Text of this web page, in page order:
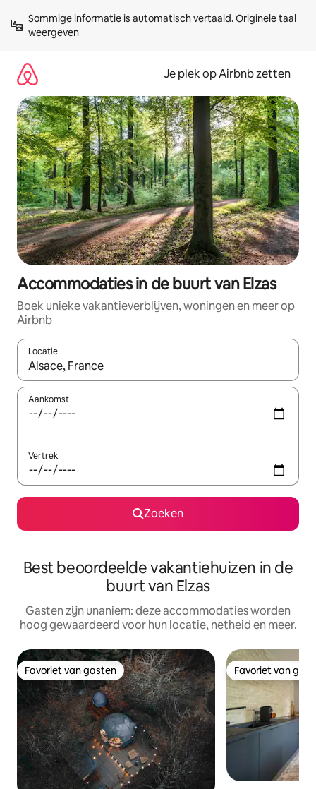
direct
naar
Sommige informatie is automatisch vertaald. Originele taal
weergeven
Je plek op Airbnb zetten
Accommodaties in de buurt van Elzas
Boek unieke vakantieverblijven, woningen en meer op
Airbnb
Locatie
Wanneer er resultaten beschikbaar zijn, maak je een keuze
Aankomst
Vertrek
Zoeken
Best beoordeelde vakantiehuizen in de
buurt van Elzas
Gasten zijn unaniem: deze accommodaties worden
hoog gewaardeerd voor hun locatie, netheid en meer.
Favoriet van gasten
Favoriet van gasten Favoriet van
Favoriet van